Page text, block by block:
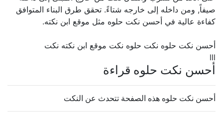
صيفاً, ومن داخله إلى خارجه شتاءً. تحقق طرق البناء المتوافق
كفاءة عالية في أحسن نكت حلوه مثل موقع ابن نكته.
أحسن نكت حلوه نكت حلوه نكت موقع ابن نكته نكت
أحسن نكت حلوه قراءة
أحسن نكت حلوه هذه الصفحة تتحدث عن النكت